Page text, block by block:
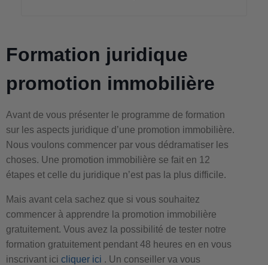
Formation juridique
promotion immobilière
Avant de vous présenter le programme de formation
sur les aspects juridique d’une promotion immobilière.
Nous voulons commencer par vous dédramatiser les
choses. Une promotion immobilière se fait en 12
étapes et celle du juridique n’est pas la plus difficile.
Mais avant cela sachez que si vous souhaitez
commencer à apprendre la promotion immobilière
gratuitement. Vous avez la possibilité de tester notre
formation gratuitement pendant 48 heures en en vous
inscrivant ici cliquer ici . Un conseiller va vous